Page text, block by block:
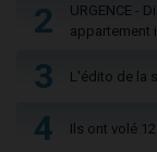
2
URGENCE -
appartement
3 L'édito de la
4 Ils ont volé